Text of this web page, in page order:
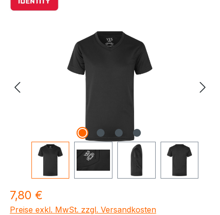
Bildergalerie überspringen
Regulärer Preis:
7,80 €
Preise exkl. MwSt. zzgl. Versandkosten